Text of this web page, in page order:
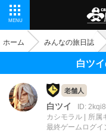
MENU
ホーム みんなの旅日誌
白ツ
老舗人
白ツイ
ID:
カシモラル
所属
最終ゲームログ